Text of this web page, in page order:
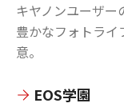
キヤノンユーザー
豊かなフォトラ
意。
EOS学園